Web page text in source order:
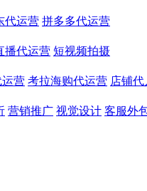
代运营 拼多多代运营
播代运营 短视频拍摄
营 考拉海购代运营 店铺代
营销推广 视觉设计 客服外